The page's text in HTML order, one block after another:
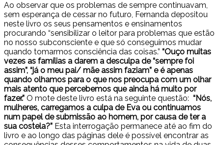
Ao observar que os problemas de sempre continuavam,
sem esperança de cessar no futuro, Fernanda depositou
neste livro os seus pensamentos e ensinamentos
procurando “sensibilizar o leitor para problemas que estão
no nosso subconsciente e que só conseguimos mudar
quando tomarmos consciência das coisas.” “Ouço muitas
vezes as famílias a darem a desculpa de “sempre foi
assim”, “já o meu pai/ mãe assim faziam” e é apenas
quando olhamos para o que nos preocupa com um olhar
mais atento que percebemos que ainda há muito por
fazer.” O mote deste livro está na seguinte questão: “Nós,
mulheres, carregamos a culpa de Eva ou continuamos
num papel de submissão ao homem, por causa de ter a
sua costela?” Esta interrogação permanece até ao fim do
livro e ao longo das páginas dele é possível encontrar as